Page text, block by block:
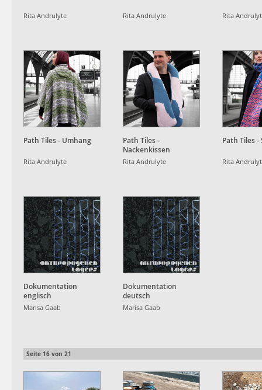
Rita Andrulyte Rita Andrulyte Rita
Path Tiles - Umhang
Rita Andrulyte
Path Tiles -
Nackenkissen
Rita Andrulyte
Path Tiles -
Rita
Dokumentation
englisch
Marisa Gaab
Dokumentation
deutsch
Marisa Gaab
Seite 16 von 21